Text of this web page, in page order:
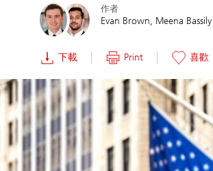
作者
Evan Brown Meena Bassily
下載 Print 喜歡